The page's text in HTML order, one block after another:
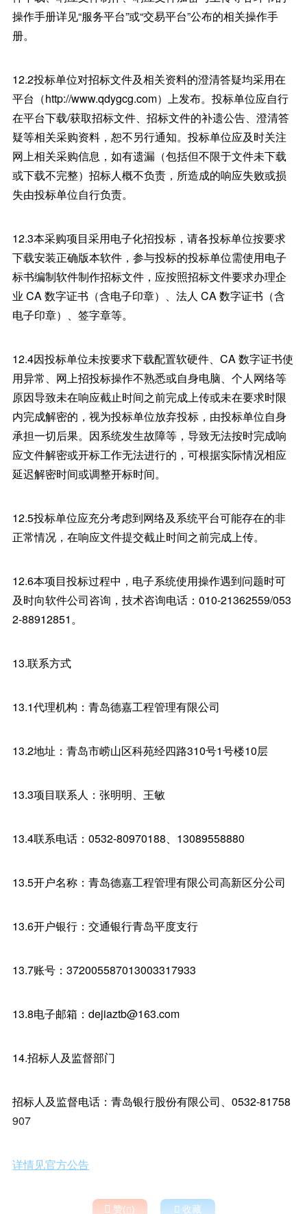
操作手册详见“服务平台”或“交易平台”公布的相关操作手
册。
12.2投标单位对招标文件及相关资料的澄清答疑均采用在
平台（http://www.qdygcg.com）上发布。投标单位应自行
在平台下载/获取招标文件、招标文件的补遗公告、澄清答
疑等相关采购资料，恕不另行通知。投标单位应及时关注
网上相关采购信息，如有遗漏（包括但不限于文件未下载
或下载不完整）招标人概不负责，所造成的响应失败或损
失由投标单位自行负责。
12.3本采购项目采用电子化招投标，请各投标单位按要求
下载安装正确版本软件，参与投标的投标单位需使用电子
标书编制软件制作招标文件，应按照招标文件要求办理企
业 CA 数字证书（含电子印章）、法人 CA 数字证书（含
电子印章）、签字章等。
12.4因投标单位未按要求下载配置软硬件、CA 数字证书使
用异常、网上招投标操作不熟悉或自身电脑、个人网络等
原因导致未在响应截止时间之前完成上传或未在要求时限
内完成解密的，视为投标单位放弃投标，由投标单位自身
承担一切后果。因系统发生故障等，导致无法按时完成响
应文件解密或开标工作无法进行的，可根据实际情况相应
延迟解密时间或调整开标时间。
12.5投标单位应充分考虑到网络及系统平台可能存在的非
正常情况，在响应文件提交截止时间之前完成上传。
12.6本项目投标过程中，电子系统使用操作遇到问题时可
及时向软件公司咨询，技术咨询电话：010-21362559/053
2-88912851。
13.联系方式
13.1代理机构：青岛德嘉工程管理有限公司
13.2地址：青岛市崂山区科苑经四路310号1号楼10层
13.3项目联系人：张明明、王敏
13.4联系电话：0532-80970188、13089558880
13.5开户名称：青岛德嘉工程管理有限公司高新区分公司
13.6开户银行：交通银行青岛平度支行
13.7账号：372005587013003317933
13.8电子邮箱：dejiaztb@163.com
14.招标人及监督部门
招标人及监督电话：青岛银行股份有限公司、0532-81758
907
详情见官方公告
 赞()  收藏